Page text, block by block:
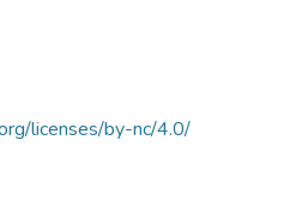
licenses/by-nc/4.0/